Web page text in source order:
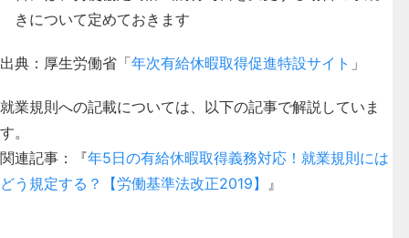
きについて定めておきます
出典：厚生労働省「年次有給休暇取得促進特設サイト 」
就業規則への記載については、以下の記事で解説していま
す。
関連記事：『年5日の有給休暇取得義務対応！就業規則には
どう規定する？【労働基準法改正2019】
』